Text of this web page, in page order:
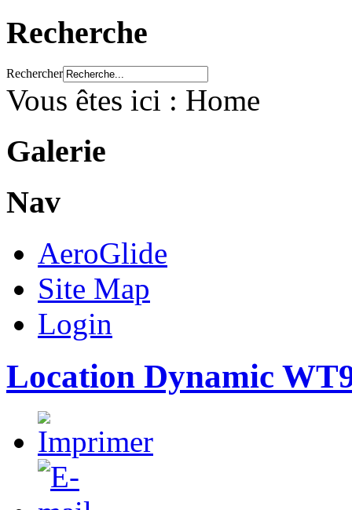
Recherche
Rechercher
Vous êtes ici : Home
Galerie
Nav
AeroGlide
Site Map
Login
Location Dynamic